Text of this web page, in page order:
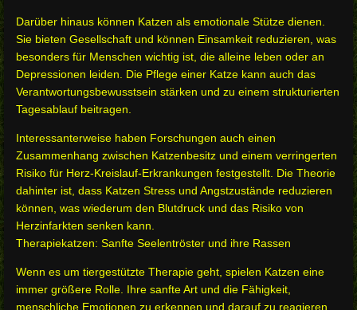
Darüber hinaus können Katzen als emotionale Stütze dienen.
Sie bieten Gesellschaft und können Einsamkeit reduzieren, was
besonders für Menschen wichtig ist, die alleine leben oder an
Depressionen leiden. Die Pflege einer Katze kann auch das
Verantwortungsbewusstsein stärken und zu einem strukturierten
Tagesablauf beitragen.
Interessanterweise haben Forschungen auch einen
Zusammenhang zwischen Katzenbesitz und einem verringerten
Risiko für Herz-Kreislauf-Erkrankungen festgestellt. Die Theorie
dahinter ist, dass Katzen Stress und Angstzustände reduzieren
können, was wiederum den Blutdruck und das Risiko von
Herzinfarkten senken kann.
Therapiekatzen: Sanfte Seelentröster und ihre Rassen
Wenn es um tiergestützte Therapie geht, spielen Katzen eine
immer größere Rolle. Ihre sanfte Art und die Fähigkeit,
menschliche Emotionen zu erkennen und darauf zu reagieren,